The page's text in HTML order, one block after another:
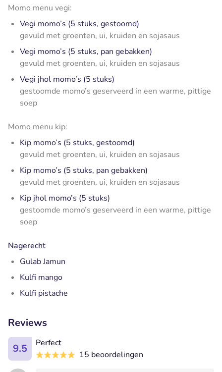
Momo menu vegi:
Vegi momo’s (5 stuks, gestoomd)
gevuld met groenten, ui, kruiden en sojasaus
Vegi momo’s (5 stuks, pan gebakken)
gevuld met groenten, ui, kruiden en sojasaus
Vegi jhol momo’s (5 stuks)
gestoomde momo’s geserveerd in een warme, pittige
soep
Momo menu kip:
Kip momo’s (5 stuks, gestoomd)
gevuld met groenten, ui, kruiden en sojasaus
Kip momo’s (5 stuks, pan gebakken)
gevuld met groenten, ui, kruiden en sojasaus
Kip jhol momo’s (5 stuks)
gestoomde momo’s geserveerd in een warme, pittige
soep
Nagerecht
Gulab Jamun
Kulfi mango
Kulfi pistache
Reviews
9.5
Perfect
15 beoordelingen